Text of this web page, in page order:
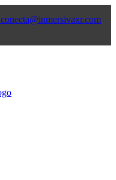
conecta@inmersivaxr.com